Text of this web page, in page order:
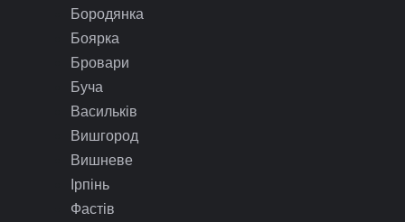
Бородянка
Боярка
Бровари
Буча
Васильків
Вишгород
Вишневе
Ірпінь
Фастів